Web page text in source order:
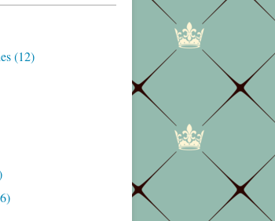
(12)